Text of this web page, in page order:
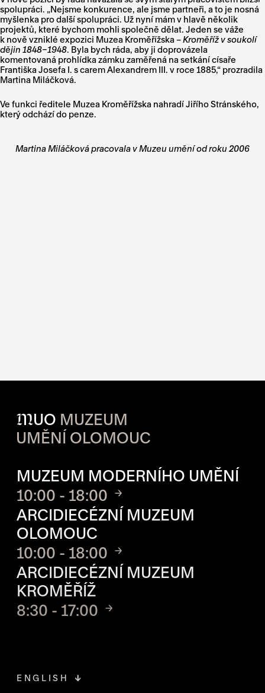
spolupráci. „Nejsme konkurence, ale jsme partneři, a to je nosná
myšlenka pro další spolupráci. Už nyní mám v hlavě několik
projektů, které bychom mohli společně dělat. Jeden se váže
k nově vzniklé expozici Muzea Kroměřížska –Kroměříž v soukolí
dějin 1848–1948. Byla bych ráda, aby ji doprovázela
komentovaná prohlídka zámku zaměřená na setkání císaře
Františka Josefa I. s carem Alexandrem III. v roce 1885,“ prozradila
Martina Miláčková.
Ve funkci ředitele Muzea Kroměřížska nahradí Jiřího Stránského,
který odchází do penze.
Martina Miláčková pracovala v Muzeu umění od roku 2006
MUO MUZEUM
UMĚNÍ OLOMOUC
MUZEUM MODERNÍHO UMĚNÍ
10:00 - 18:00
ARCIDIECÉZNÍ MUZEUM
OLOMOUC
10:00 - 18:00
ARCIDIECÉZNÍ MUZEUM
KROMĚŘÍŽ
8:30 - 17:00
ENGLISH